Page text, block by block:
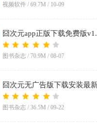
视频软件 / 69.7M / 10-09
囧次元app正版下载免费版
图书杂志 / 70.9M / 08-07
囧次元无广告版下载安装最
2026v1.5.8.0
图书杂志 / 36.5M / 09-22